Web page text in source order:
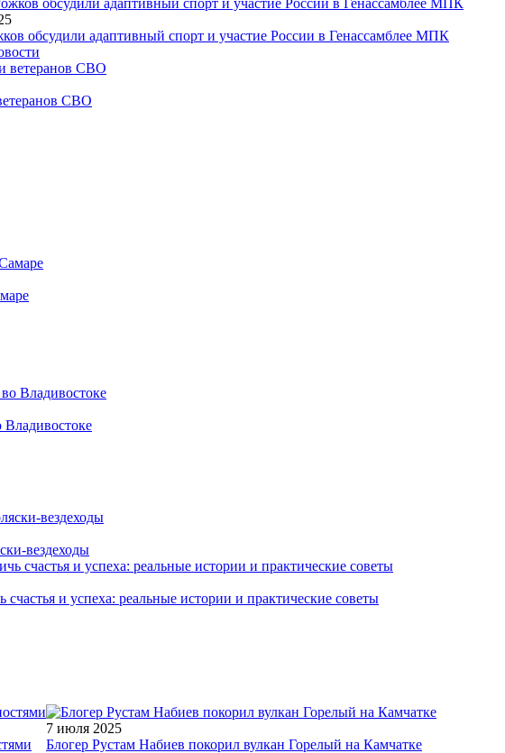
обсудили адаптивный спорт и участие России в Генассамблее МПК
СВО
вездеходы
счастья и успеха: реальные истории и практические советы
7 июля 2025
Блогер Рустам Набиев покорил вулкан Горелый на Камчатке